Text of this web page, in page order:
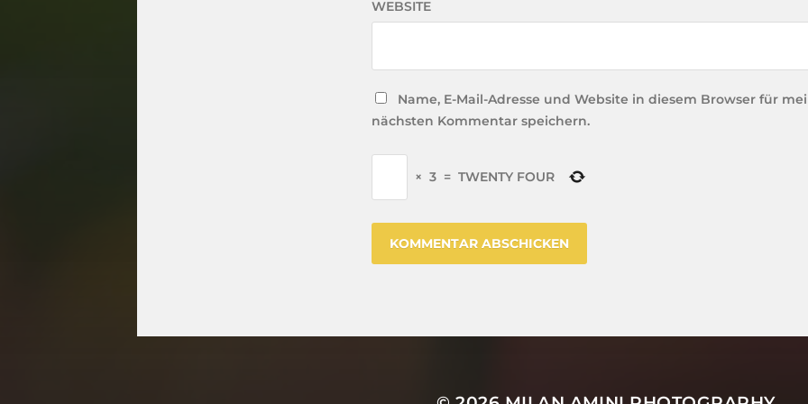
WEBSITE
Name, E-Mail-Adresse und Website in diesem Browser für
nächsten Kommentar speichern.
× 3 = TWENTY FOUR